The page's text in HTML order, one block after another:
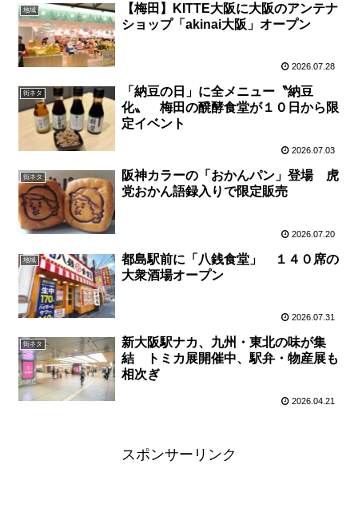
地域
【梅田】KITTE大阪に大阪のアンテナ
ショップ「akinai大阪」オープン
2026.07.28
街ネタ
「納豆の日」に全メニュー〝納豆
化〟 梅田の醗酵食堂が１０日から限
定イベント
2026.07.03
街ネタ
阪神カラーの「おかんパン」登場 虎
党おかん語録入りで限定販売
2026.07.20
地域
都島駅前に「八銭食堂」 １４０席の
大衆酒場オープン
2026.07.31
街ネタ
新大阪駅ナカ、九州・東北の味が集
結 トミカ展開催中、駅弁・物産展も
相次ぎ
2026.04.21
スポンサーリンク